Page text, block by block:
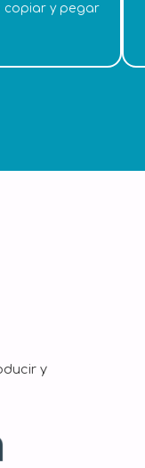
copiar y pegar
y